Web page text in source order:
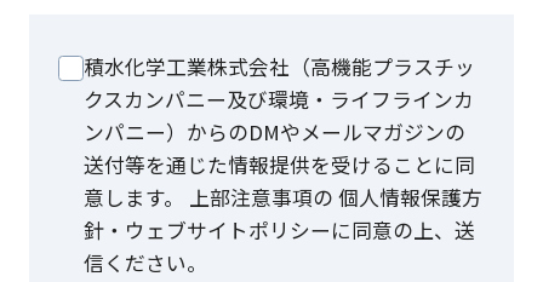
積水化学工業株式会社（高機能プラスチッ
クスカンパニー及び環境・ライフラインカ
ンパニー）からのDMやメールマガジンの
送付等を通じた情報提供を受けることに同
意します。 上部注意事項の 個人情報保護方
針・ウェブサイトポリシーに同意の上、送
信ください。